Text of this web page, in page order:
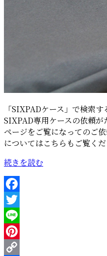
「SIXPADケース」で検索
SIXPAD専用ケースの依頼
ページをご覧になってのご
についてはこちらもご覧く
“SIXPAD
用
ケ
ー
ス”
の
続きを読む
Facebook
Twitter
Line
Pinterest